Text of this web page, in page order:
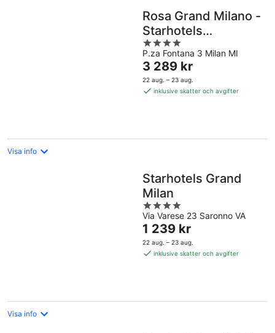
Rosa Grand Milano -
Starhotels
Collezione
4
out
of
5
P.za Fontana 3 Milan MI
Priset
är
3 289 kr
3 289 kr
22 aug. – 23 aug.
inklusive skatter och avgifter
Visa info
Starhotels Grand
Milan
4
out
of
5
Via Varese 23 Saronno VA
Priset
är
1 239 kr
1 239 kr
22 aug. – 23 aug.
inklusive skatter och avgifter
Visa info